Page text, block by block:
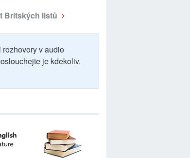
Britských listů
rozhovory v audio
je kdekoliv.